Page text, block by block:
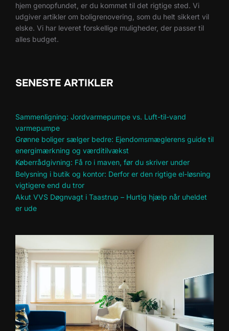
hjem genopfundet, er du kommet til det rigtige sted. Vi
udgiver artikler om boligrenovering, som du helt sikkert vil
elske. Vi har leveret forskellige muligheder, der passer til
alles budget.
SENESTE ARTIKLER
Sammenligning: Jordvarmepumpe vs. Luft-til-vand
varmepumpe
Grønne boliger sælger bedre: Ejendomsmæglerens guide til
energimærkning og værditilvækst
Køberrådgivning: Få ro i maven, før du skriver under
Belysning i butik og kontor: Derfor er den rigtige el-løsning
vigtigere end du tror
Akut VVS Døgnvagt i Taastrup – Hurtig hjælp når uheldet
er ude